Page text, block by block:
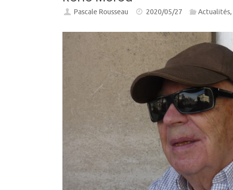
Pascale Rousseau 2020/05/27 Actualités,